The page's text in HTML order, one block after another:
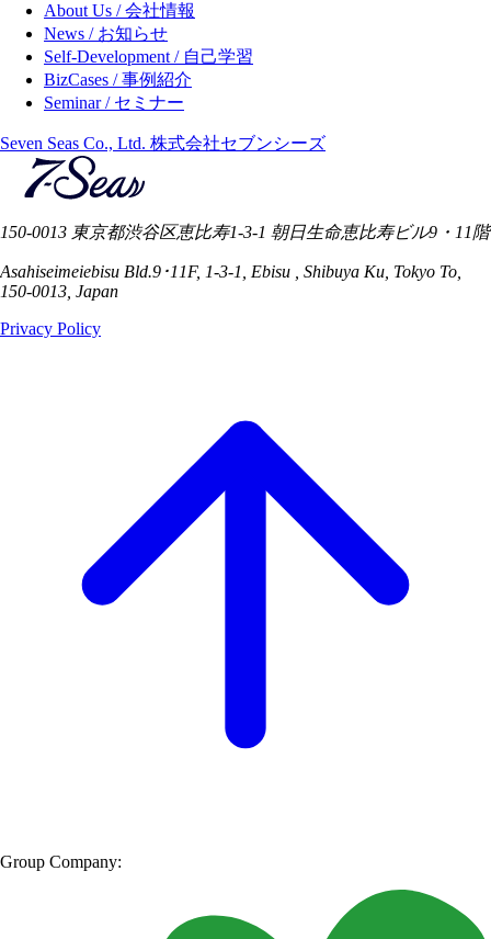
About Us / 会社情報
News / お知らせ
Self-Development / 自己学習
BizCases / 事例紹介
Seminar / セミナー
Seven Seas Co., Ltd. 株式会社セブンシーズ
150-0013 東京都渋谷区恵比寿1-3-1 朝日生命恵比寿ビル9・11階
Asahiseimeiebisu Bld.9･11F, 1-3-1, Ebisu , Shibuya Ku, Tokyo To,
150-0013, Japan
Privacy Policy
Group Company: